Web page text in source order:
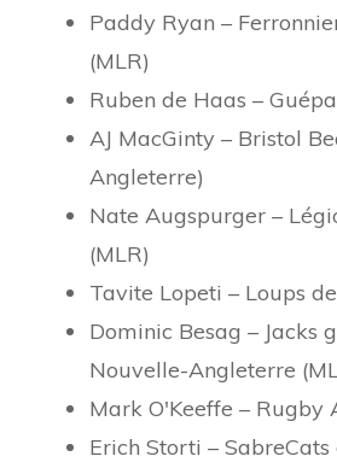
Paddy Ryan –
(MLR)
Ruben de Haas –
AJ MacGinty – Bristol
Angleterre)
Nate Augspurger –
(MLR)
Tavite Lopeti – Loups
Dominic Besag – Jacks
Nouvelle-Angleterre
Mark O'Keeffe – Rugby
Erich Storti – SabreCats